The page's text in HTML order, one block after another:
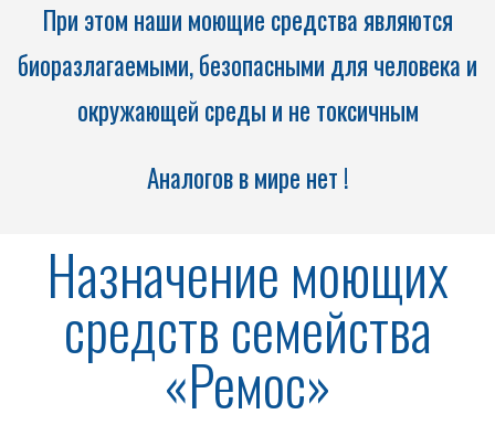
При этом наши моющие средства являются
биоразлагаемыми, безопасными для человека и
окружающей среды и не токсичным
Аналогов в мире нет !
Назначение моющих
средств семейства
«Ремос»